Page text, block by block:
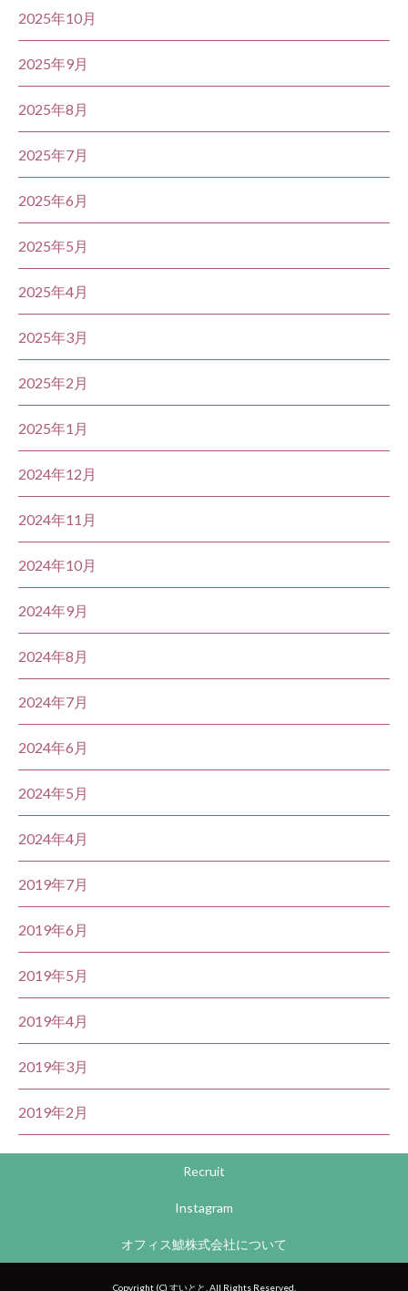
2025年10月
2025年9月
2025年8月
2025年7月
2025年6月
2025年5月
2025年4月
2025年3月
2025年2月
2025年1月
2024年12月
2024年11月
2024年10月
2024年9月
2024年8月
2024年7月
2024年6月
2024年5月
2024年4月
2019年7月
2019年6月
2019年5月
2019年4月
2019年3月
2019年2月
Recruit
Instagram
オフィス鯱株式会社について
Copyright (C) すいとと. All Rights Reserved.